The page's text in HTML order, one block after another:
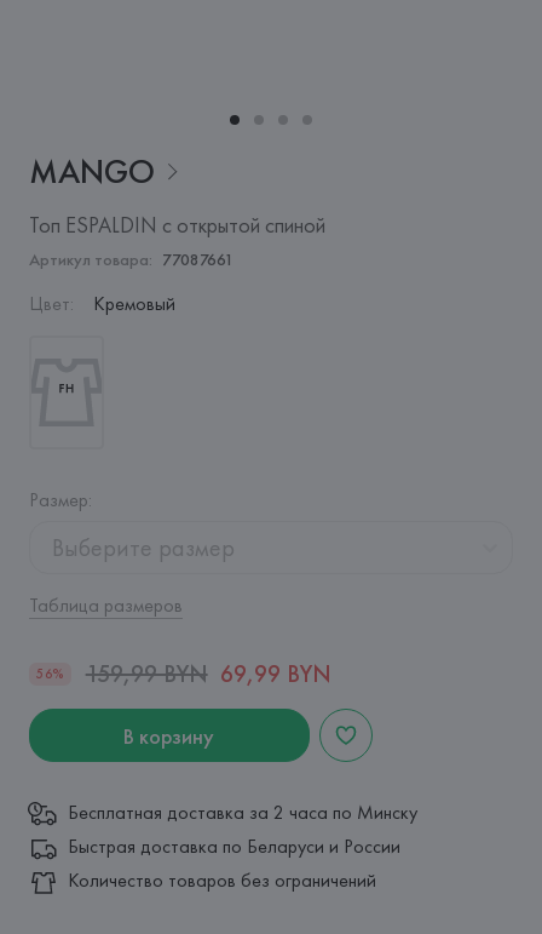
MANGO
Топ ESPALDIN с открытой спиной
Артикул товара: 77087661
Цвет: Кремовый
Размер:
Выберите размер
Таблица размеров
56% 159,99 BYN 69,99 BYN
В корзину
Бесплатная доставка за 2 часа по Минску
Быстрая доставка по Беларуси и России
Количество товаров без ограничений